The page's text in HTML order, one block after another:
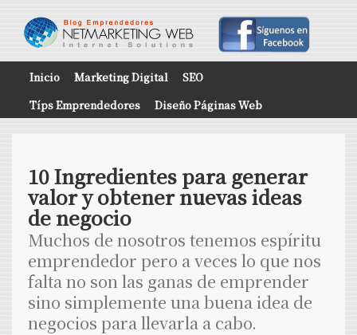
Inicio Marketing Digital
SEO
Típs Emprendedores
Diseño Páginas Web
10 Ingredientes para generar
valor y obtener nuevas ideas
de negocio
Muchos de nosotros tenemos espíritu
emprendedor pero a veces lo que nos
falta no son las ganas de emprender
sino simplemente una buena idea de
negocios para llevarla a cabo.